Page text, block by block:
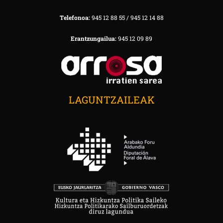
Telefonoa:945 12 88 55 / 945 12 14 88
Erantzungailua:945 12 09 89
LAGUNTZAILEAK